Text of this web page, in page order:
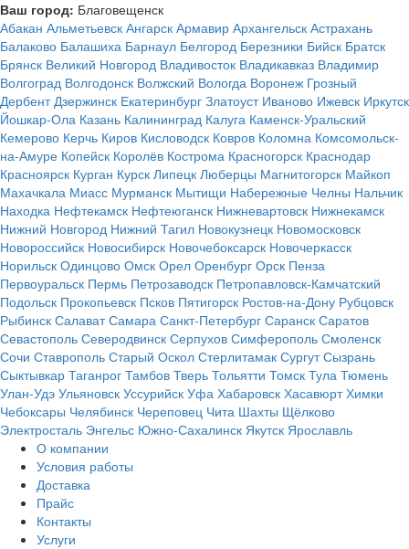
Ваш город: Благовещенск
Абакан Альметьевск Ангарск Армавир Архангельск Астрахань
Балаково Балашиха Барнаул Белгород Березники Бийск Братск
Брянск Великий Новгород Владивосток Владикавказ Владимир
Волгоград Волгодонск Волжский Вологда Воронеж Грозный
Дербент Дзержинск Екатеринбург Златоуст Иваново Ижевск Иркутск
Йошкар-Ола Казань Калининград Калуга Каменск-Уральский
Кемерово Керчь Киров Кисловодск Ковров Коломна Комсомольск-
на-Амуре Копейск Королёв Кострома Красногорск Краснодар
Красноярск Курган Курск Липецк Люберцы Магнитогорск Майкоп
Махачкала Миасс Мурманск Мытищи Набережные Челны Нальчик
Находка Нефтекамск Нефтеюганск Нижневартовск Нижнекамск
Нижний Новгород Нижний Тагил Новокузнецк Новомосковск
Новороссийск Новосибирск Новочебоксарск Новочеркасск
Норильск Одинцово Омск Орел Оренбург Орск Пенза
Первоуральск Пермь Петрозаводск Петропавловск-Камчатский
Подольск Прокопьевск Псков Пятигорск Ростов-на-Дону Рубцовск
Рыбинск Салават Самара Санкт-Петербург Саранск Саратов
Севастополь Северодвинск Серпухов Симферополь Смоленск
Сочи Ставрополь Старый Оскол Стерлитамак Сургут Сызрань
Сыктывкар Таганрог Тамбов Тверь Тольятти Томск Тула Тюмень
Улан-Удэ Ульяновск Уссурийск Уфа Хабаровск Хасавюрт Химки
Чебоксары Челябинск Череповец Чита Шахты Щёлково
Электросталь Энгельс Южно-Сахалинск Якутск Ярославль
О компании
Условия работы
Доставка
Прайс
Контакты
Услуги